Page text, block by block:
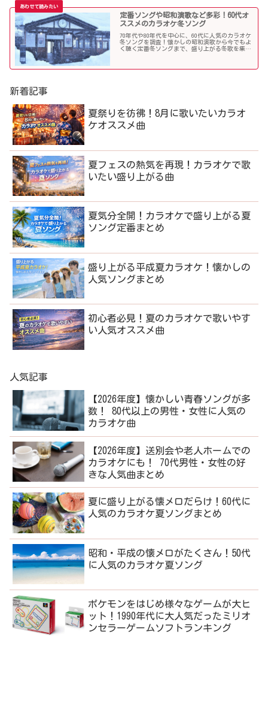
定番ソングや昭和演歌など多彩！60代オ
ススメのカラオケ冬ソング
70年代や80年代を中心に、60代に人気のカラオケ
冬ソングを調査！懐かしの昭和演歌から今でもよ
く聴く定番冬ソングまで、盛り上がる冬歌を集め
新着記事
夏祭りを彷彿！8月に歌いたいカラオ
ケオススメ曲
夏フェスの熱気を再現！カラオケで歌
いたい盛り上がる曲
夏気分全開！カラオケで盛り上がる夏
ソング定番まとめ
盛り上がる平成夏カラオケ！懐かしの
人気ソングまとめ
初心者必見！夏のカラオケで歌いやす
い人気オススメ曲
人気記事
【2026年度】懐かしい青春ソングが多
数！ 80代以上の男性・女性に人気の
カラオケ曲
【2026年度】送別会や老人ホームでの
カラオケにも！ 70代男性・女性の好
きな人気曲まとめ
夏に盛り上がる懐メロだらけ！60代に
人気のカラオケ夏ソングまとめ
昭和・平成の懐メロがたくさん！50代
に人気のカラオケ夏ソング
ポケモンをはじめ様々なゲームが大ヒ
ット！1990年代に大人気だったミリオ
ンセラーゲームソフトランキング